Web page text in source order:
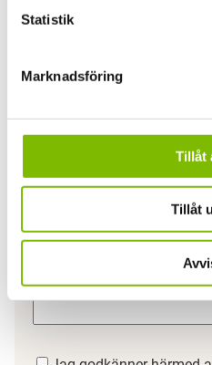
Statistik
Marknadsföring
Tillåt
Tillåt